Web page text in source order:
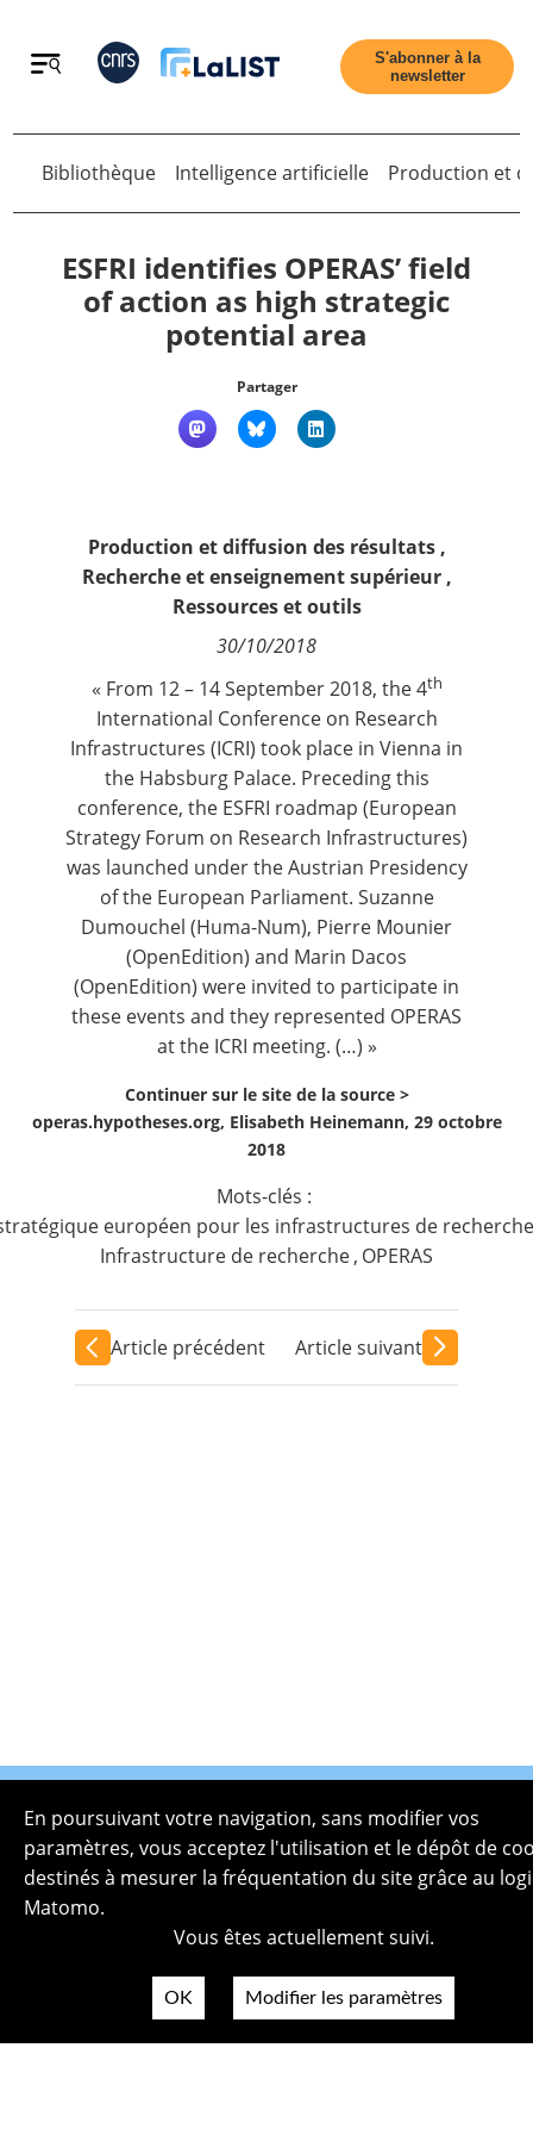
Retour
Contact
S'abonner à la
newsletter
Retour
Bibliothèque Intelligence artificielle Production et
ESFRI identifies OPERAS’ field
of action as high strategic
potential area
Partager
Production et diffusion des résultats,
Recherche et enseignement supérieur,
Ressources et outils
30/10/2018
« From 12 – 14 September 2018, the 4th
International Conference on Research
Infrastructures (ICRI) took place in Vienna in
the Habsburg Palace. Preceding this
conference, the ESFRI roadmap (European
Strategy Forum on Research Infrastructures)
was launched under the Austrian Presidency
of the European Parliament. Suzanne
Dumouchel (Huma-Num), Pierre Mounier
(OpenEdition) and Marin Dacos
(OpenEdition) were invited to participate in
these events and they represented OPERAS
at the ICRI meeting. (…) »
Continuer sur le site de la source >
operas.hypotheses.org, Elisabeth Heinemann, 29 octobre
2018
Mots-clés :
européen pour les infrastructures de recherche
Infrastructure de recherche, OPERAS
Article précédent Article suivant
Politique de confidentialité
Mentions légales
Crédits photos
En poursuivant votre navigation, sans modifier vos
paramètres, vous acceptez l'utilisation et le dépôt de
destinés à mesurer la fréquentation du site grâce au
Matomo.
Vous êtes actuellement suivi.
OK Modifier les paramètres